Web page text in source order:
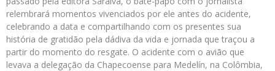
relembrará momentos vivenciados por ele antes do acidente,
celebrando a data e compartilhando com os presentes sua
história de gratidão pela dádiva da vida e jornada que traçou a
partir do momento do resgate. O acidente com o avião que
levava a delegação da Chapecoense para Medelín, na Colômbia,